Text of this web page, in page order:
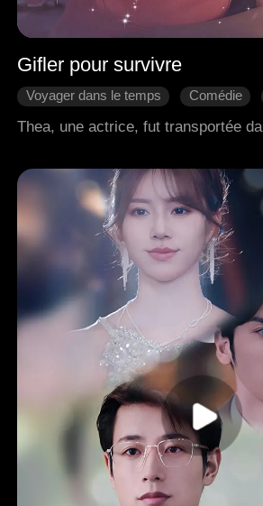
Gifler pour survivre
Voyager dans le temps Comédie
Romance moderne